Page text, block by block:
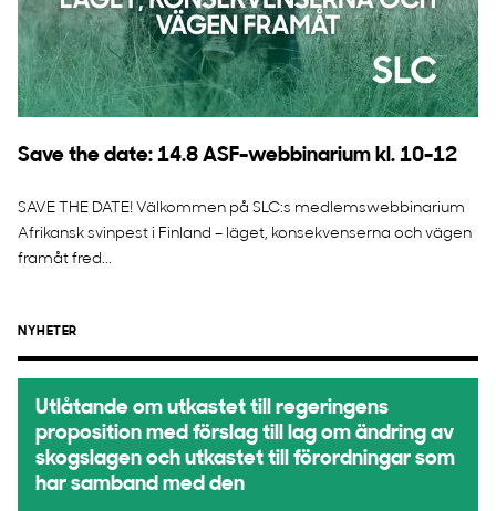
Save the date: 14.8 ASF-webbinarium kl. 10-12
SAVE THE DATE! Välkommen på SLC:s medlemswebbinarium
Afrikansk svinpest i Finland – läget, konsekvenserna och vägen
framåt fred...
NYHETER
Utlåtande om utkastet till regeringens
proposition med förslag till lag om ändring av
skogslagen och utkastet till förordningar som
har samband med den